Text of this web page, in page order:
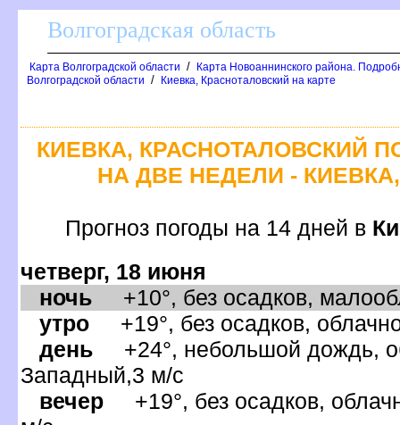
олгоградская область
Карта Волгоградской области /
Карта Новоаннинского района.
олгоградской области / Киевка, Красноталовский на карте
КИЕВКА, КРАСНОТАЛОВСКИЙ
НА ДВЕ НЕДЕЛИ -
Прогноз погоды на 14 дней
четверг, 18 июня
ночь +10°, без осадков,
утро +19°, без осадков,
день +24°, небольшой дождь,
Западный,3 м/с
ечер +19°, без осадков,